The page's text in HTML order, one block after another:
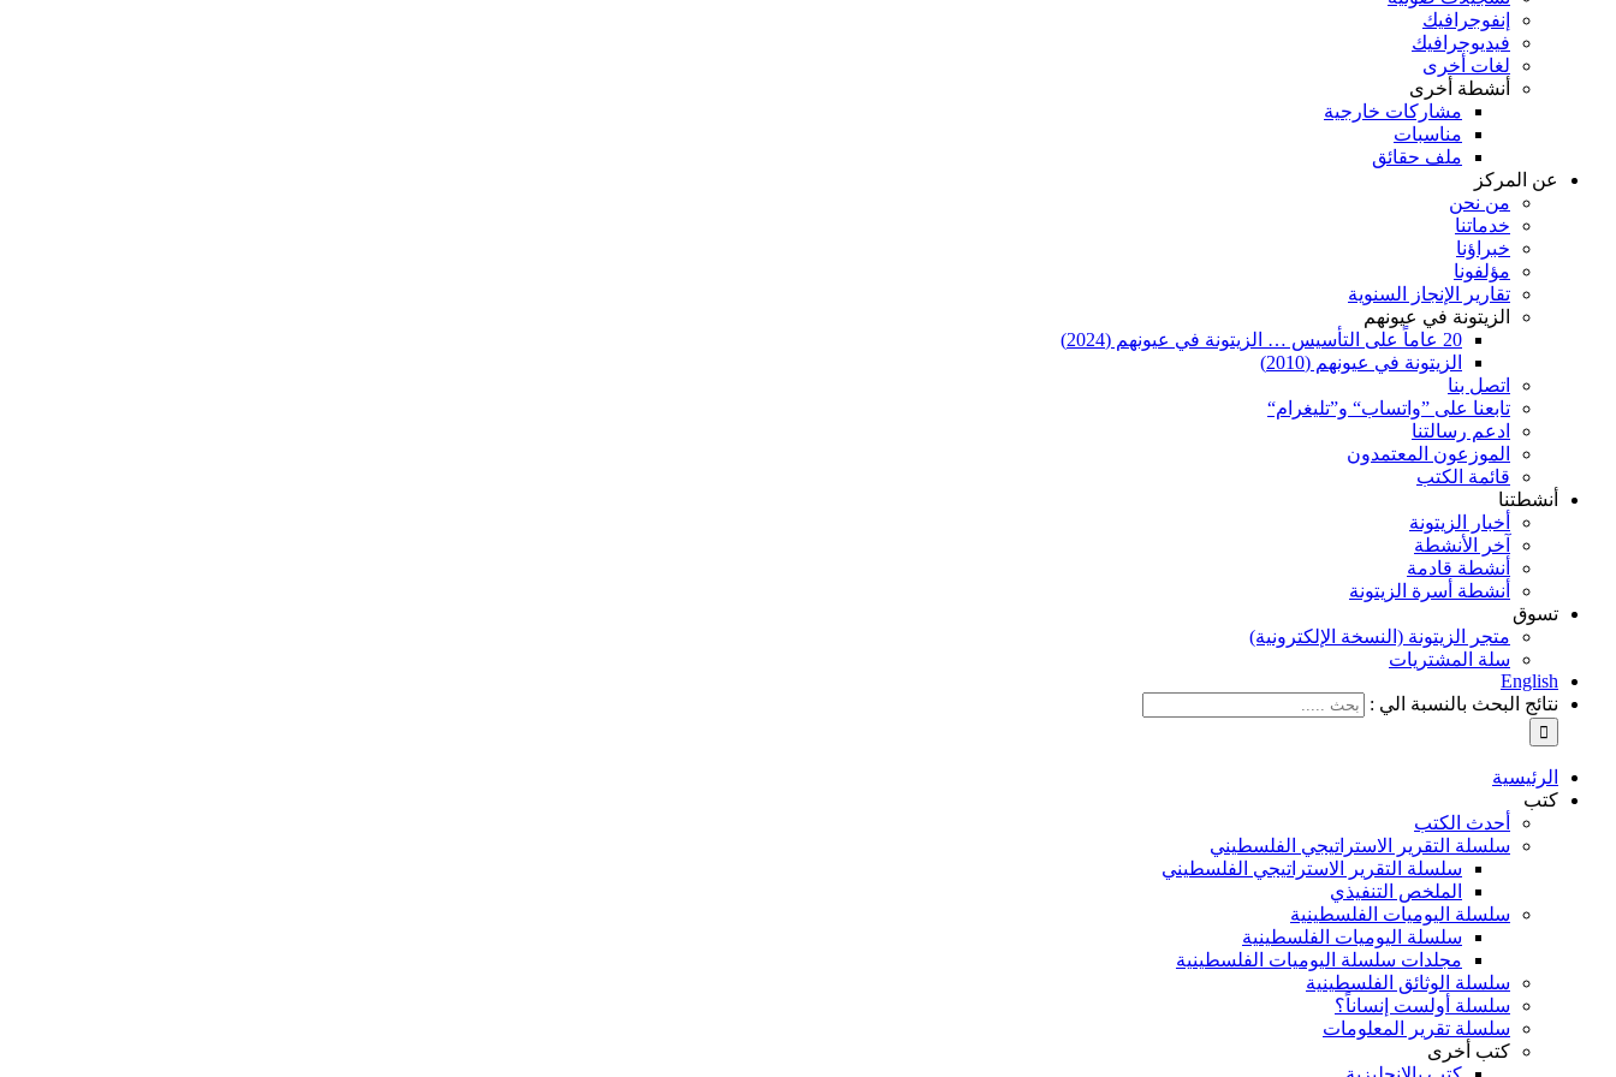
إنفوجرافيك
فيديوجرافيك
لغات أخرى
أنشطة أخرى
مشاركات خارجية
مناسبات
ملف حقائق
عن المركز
من نحن
خدماتنا
خبراؤنا
مؤلفونا
تقارير الإنجاز السنوية
الزيتونة في عيونهم
20 عاماً على التأسيس … الزيتونة في عيونهم (2024)
الزيتونة في عيونهم (2010)
اتصل بنا
تابعنا على ”واتساب“ و”تليغرام“
ادعم رسالتنا
الموزعون المعتمدون
قائمة الكتب
أنشطتنا
أخبار الزيتونة
آخر الأنشطة
أنشطة قادمة
أنشطة أسرة الزيتونة
تسوق
متجر الزيتونة (النسخة الإلكترونية)
سلة المشتريات
English
نتائج البحث بالنسبة الي :
الرئيسية
كتب
أحدث الكتب
سلسلة التقرير الاستراتيجي الفلسطيني
سلسلة التقرير الاستراتيجي الفلسطيني
الملخص التنفيذي
سلسلة اليوميات الفلسطينية
سلسلة اليوميات الفلسطينية
مجلدات سلسلة اليوميات الفلسطينية
سلسلة الوثائق الفلسطينية
سلسلة أولست إنساناً؟
سلسلة تقرير المعلومات
كتب أخرى